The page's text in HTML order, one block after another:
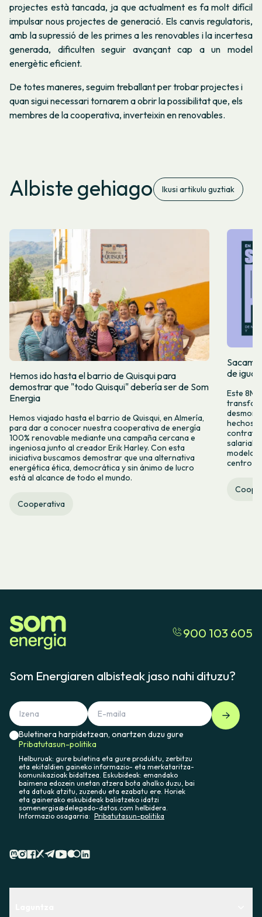
projectes està tancada, ja que actualment es fa molt difícil
impulsar nous projectes de generació. Els canvis regulatoris,
amb la supressió de les primes a les renovables i la incertesa
generada, dificulten seguir avançant cap a un model
energètic eficient.
De totes maneres, seguim treballant per trobar projectes i
quan sigui necessari tornarem a obrir la possibilitat que, els
membres de la cooperativa, inverteixin en renovables.
Albiste gehiago Ikusi artikulu guztiak
Hemos ido hasta el barrio de Quisqui para
demostrar que "todo Quisqui" debería ser de Som
Energia
Hemos viajado hasta el barrio de Quisqui, en Almería,
para dar a conocer nuestra cooperativa de energía
100% renovable mediante una campaña cercana e
ingeniosa junto al creador Erik Harley. Con esta
iniciativa buscamos demostrar que una alternativa
energética ética, democrática y sin ánimo de lucro
está al alcance de todo el mundo.
Cooperativa
de
Este 8M,
hechos y
salarial y
modelo
centro
900 103 605
Som Energiaren albisteak jaso nahi dituzu?
Buletinera harpidetzean, onartzen duzu gure
Pribatutasun-politika
Helburuak: gure buletina eta gure produktu, zerbitzu
eta ekitaldien gaineko informazio- eta merkataritza-
komunikazioak bidaltzea. Eskubideak: emandako
baimena edozein unetan atzera bota ahalko duzu, bai
eta datuak atzitu, zuzendu eta ezabatu ere. Horiek
eta gainerako eskubideak baliatzeko idatzi
somenergia@delegado-datos.com helbidera.
Informazio osagarria: Pribatutasun-politika